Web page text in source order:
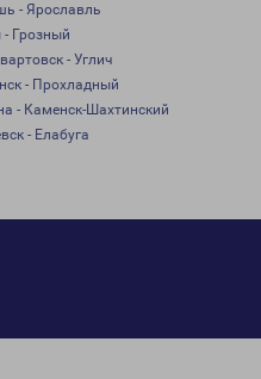
- Ярославль
Грозный
- Углич
- Прохладный
- Каменск-Шахтинский
- Елабуга